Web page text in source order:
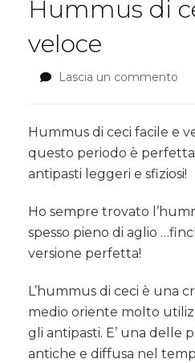
Hummus di
veloce
Lascia un commento
e
Hummus di ceci facile e
questo periodo è
antipasti leggeri e sfiziosi!
Ho sempre trovato
spesso pieno di aglio
versione perfetta!
L’hummus di ceci è una
medio oriente molto
gli antipasti. E’ una delle
antiche e diffusa nel